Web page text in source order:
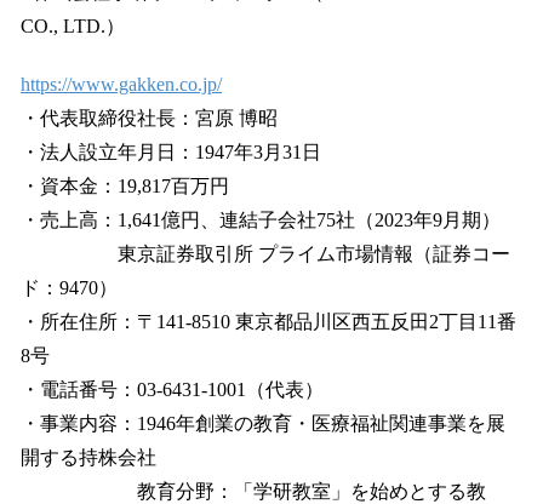
CO., LTD.）
https://www.gakken.co.jp/
・代表取締役社長：宮原 博昭
・法人設立年月日：1947年3月31日
・資本金：19,817百万円
・売上高：1,641億円、連結子会社75社（2023年9月期）
東京証券取引所 プライム市場情報（証券コー
ド：9470）
・所在住所：〒141-8510 東京都品川区西五反田2丁目11番
8号
・電話番号：03-6431-1001（代表）
・事業内容：1946年創業の教育・医療福祉関連事業を展
開する持株会社
教育分野：「学研教室」を始めとする教